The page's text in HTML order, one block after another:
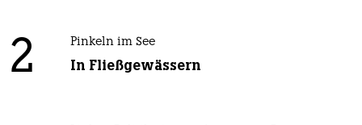
2 Pinkeln im See
In Fließgewässern